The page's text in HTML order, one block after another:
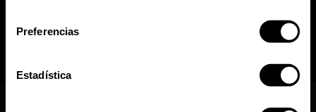
Preferencias
Estadística